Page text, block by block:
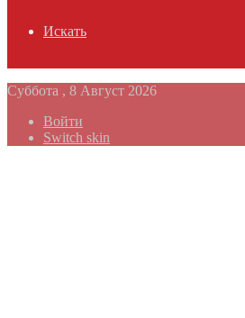
Искать
Суббота , 8 Август 2026
Войти
Switch skin